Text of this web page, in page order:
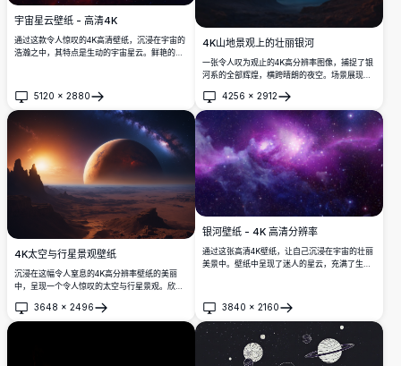
宇宙星云壁纸 - 高清4K
通过这款令人惊叹的4K高清壁纸，沉浸在宇宙的
浩瀚之中，其特点是生动的宇宙星云。鲜艳的红
想选择。
5120 × 2880
打开
4K山地景观上的壮丽银河
一张令人叹为观止的4K高分辨率图像，捕捉了银
河系的全部辉煌，横跨晴朗的夜空。场景展现了
分发光的地平线。非常适合天文爱好者、自然爱
好者和寻求灵感的摄影师。这张超详细的图像展
示了宇宙的美丽和未受触及自然的宁静，非常适
合用作壁纸、印刷品或数字艺术收藏。
4256 × 2912
打开
4K太空与行星景观壁纸
沉浸在这幅令人窒息的4K高分辨率壁纸的美丽
中，呈现一个令人惊叹的太空与行星景观。欣赏
空，营造出一个宁静而令人敬畏的场景。非常适
合用作桌面或移动设备的背景。
3648 × 2496
打开
银河壁纸 - 4K 高清分辨率
通过这张高清4K壁纸，让自己沉浸在宇宙的壮丽
美景中。壁纸中呈现了迷人的星云，充满了生动
3840 × 2160
打开